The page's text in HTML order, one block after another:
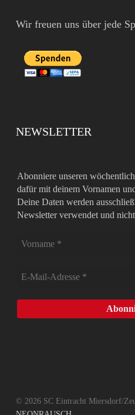
Wir freuen uns über jede
NEWSLETTER
Abonniere unseren
dafür mit deinem Vornamen
Deine Daten werden
Newsletter verwendet und
© 2026 SC Eintracht Miersdorf/